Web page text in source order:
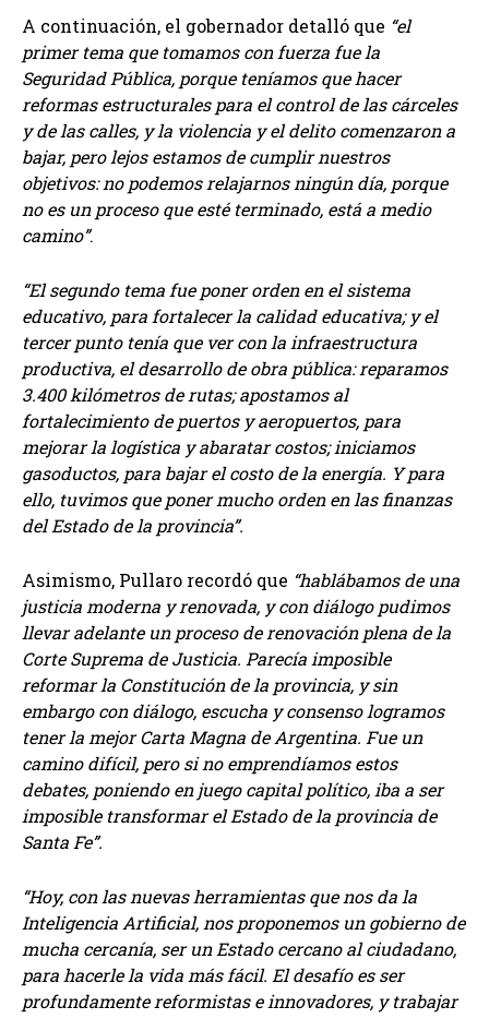
A continuación, el gobernador detalló que “el
primer tema que tomamos con fuerza fue la
Seguridad Pública, porque teníamos que hacer
reformas estructurales para el control de las cárceles
y de las calles, y la violencia y el delito comenzaron a
bajar, pero lejos estamos de cumplir nuestros
objetivos: no podemos relajarnos ningún día, porque
no es un proceso que esté terminado, está a medio
camino”.
“El segundo tema fue poner orden en el sistema
educativo, para fortalecer la calidad educativa; y el
tercer punto tenía que ver con la infraestructura
productiva, el desarrollo de obra pública: reparamos
3.400 kilómetros de rutas; apostamos al
fortalecimiento de puertos y aeropuertos, para
mejorar la logística y abaratar costos; iniciamos
gasoductos, para bajar el costo de la energía. Y para
ello, tuvimos que poner mucho orden en las finanzas
del Estado de la provincia”.
Asimismo, Pullaro recordó que “hablábamos de una
justicia moderna y renovada, y con diálogo pudimos
llevar adelante un proceso de renovación plena de la
Corte Suprema de Justicia. Parecía imposible
reformar la Constitución de la provincia, y sin
embargo con diálogo, escucha y consenso logramos
tener la mejor Carta Magna de Argentina. Fue un
camino difícil, pero si no emprendíamos estos
debates, poniendo en juego capital político, iba a ser
imposible transformar el Estado de la provincia de
Santa Fe”.
“Hoy, con las nuevas herramientas que nos da la
Inteligencia Artificial, nos proponemos un gobierno de
mucha cercanía, ser un Estado cercano al ciudadano,
para hacerle la vida más fácil. El desafío es ser
profundamente reformistas e innovadores, y trabajar